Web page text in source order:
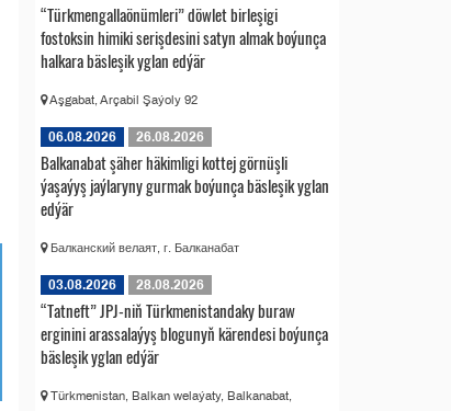
“Türkmengallaönümleri” döwlet birleşigi
fostoksin himiki serişdesini satyn almak boýunça
halkara bäsleşik yglan edýär
Aşgabat, Arçabil Şaýoly 92
06.08.2026 26.08.2026
Balkanabat şäher häkimligi kottej görnüşli
ýaşaýyş jaýlaryny gurmak boýunça bäsleşik yglan
edýär
Балканский велаят, г. Балканабат
03.08.2026 28.08.2026
“Tatneft” JPJ-niň Türkmenistandaky buraw
erginini arassalaýyş blogunyň kärendesi boýunça
bäsleşik yglan edýär
Türkmenistan, Balkan welaýaty, Balkanabat,